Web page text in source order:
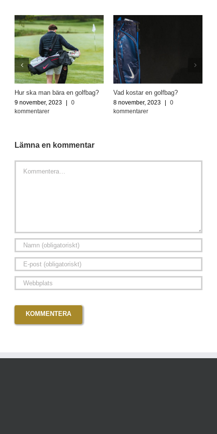
Hur ska man bära en golfbag?
9 november, 2023 |
0
kommentarer
Vad kostar en golfbag?
8 november, 2023 |
0
kommentarer
Lämna en kommentar